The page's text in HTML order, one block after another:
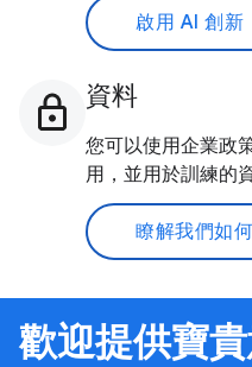
啟用 AI 創新
資料
您可以使用企業政
用，並用於訓練的
瞭解我們如
歡迎提供寶